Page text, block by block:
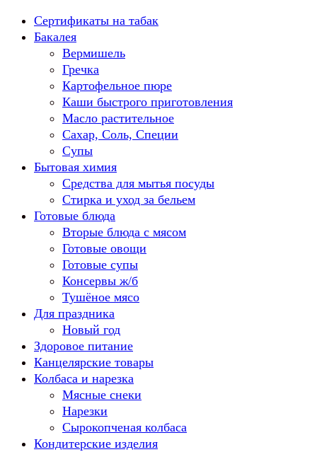
Перейти
содержанию
Сертификаты на табак
Бакалея
Вермишель
Гречка
Картофельное пюре
Каши быстрого приготовления
Масло растительное
Сахар, Соль, Специи
Супы
Бытовая химия
Средства для мытья посуды
Стирка и уход за бельем
Готовые блюда
Вторые блюда с мясом
Готовые овощи
Готовые супы
Консервы ж/б
Тушёное мясо
Для праздника
Новый год
Здоровое питание
Канцелярские товары
Колбаса и нарезка
Мясные снеки
Нарезки
Сырокопченая колбаса
Кондитерские изделия